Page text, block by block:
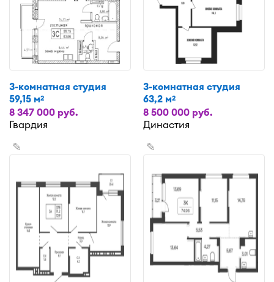
3-комнатная студия
59,15 м2
8 347 000 руб.
Гвардия
3-комнатная студия
63,2 м2
8 500 000 руб.
Династия
✎ ✎